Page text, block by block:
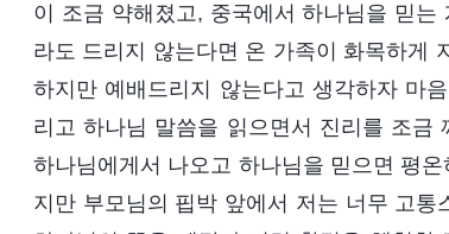
이 조금 약해졌고, 중국에서 하나님을 믿
라도 드리지 않는다면 온 가족이 화목하게
하지만 예배드리지 않는다고 생각하자 마
리고 하나님 말씀을 읽으면서 진리를 조금
하나님에게서 나오고 하나님을 믿으면 평
지만 부모님의 핍박 앞에서 저는 너무 고